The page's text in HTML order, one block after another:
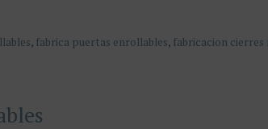
, fabrica puertas enrollables, fabricacion